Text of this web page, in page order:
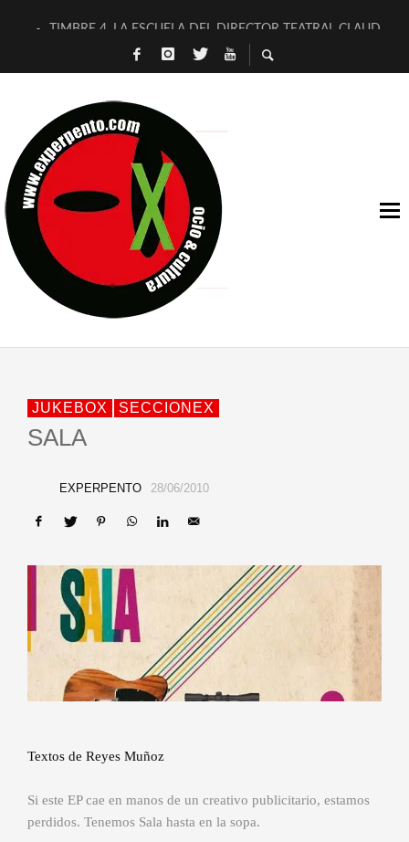
TIMBRE 4, LA ESCUELA DEL DIRECTOR TEATRAL CLAUDIO
30 AÑOS (NO ES NADA) DE LA KATARSIS DEL TOMATAZO
D’BALDOMEROS REINVENTAN [BITÁCORA 3.0] EN EXVITA
MARSHALL FLASH PRESENTA EN EXVITA [RELATIVA
JOFRE BARDAGÍ EN EXVITA INTERPRETANDO A SERRAT
YORCH PRESENTA [CURSO DE ARMONÍA PERSECUTORIA]
MAGALÍ SARE NOS EXPLICA [DESCASADA]
«NO TENGO PUTOS SUEÑOS»
JUKEBOX SECCIONEX
SALA
EXPERPENTO 28/06/2010
Textos de Reyes Muñoz
Si este EP cae en manos de un creativo publicitario, estamos
perdidos. Tenemos Sala hasta en la sopa.